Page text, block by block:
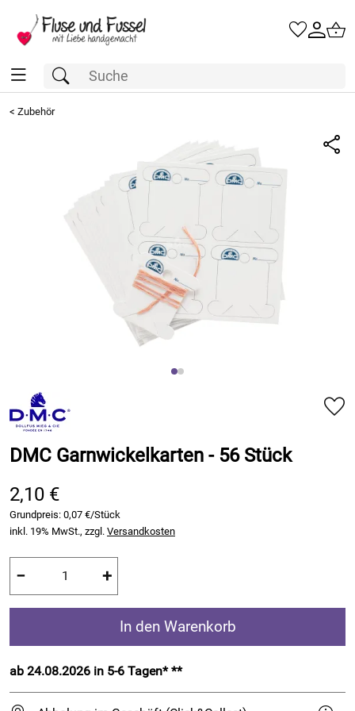
< Zubehör
DMC Garnwickelkarten - 56 Stück
2,10 €
Grundpreis: 0,07 €/Stück
inkl. 19% MwSt., zzgl. Versandkosten
− +
In den Warenkorb
ab 24.08.2026 in 5-6 Tagen* **